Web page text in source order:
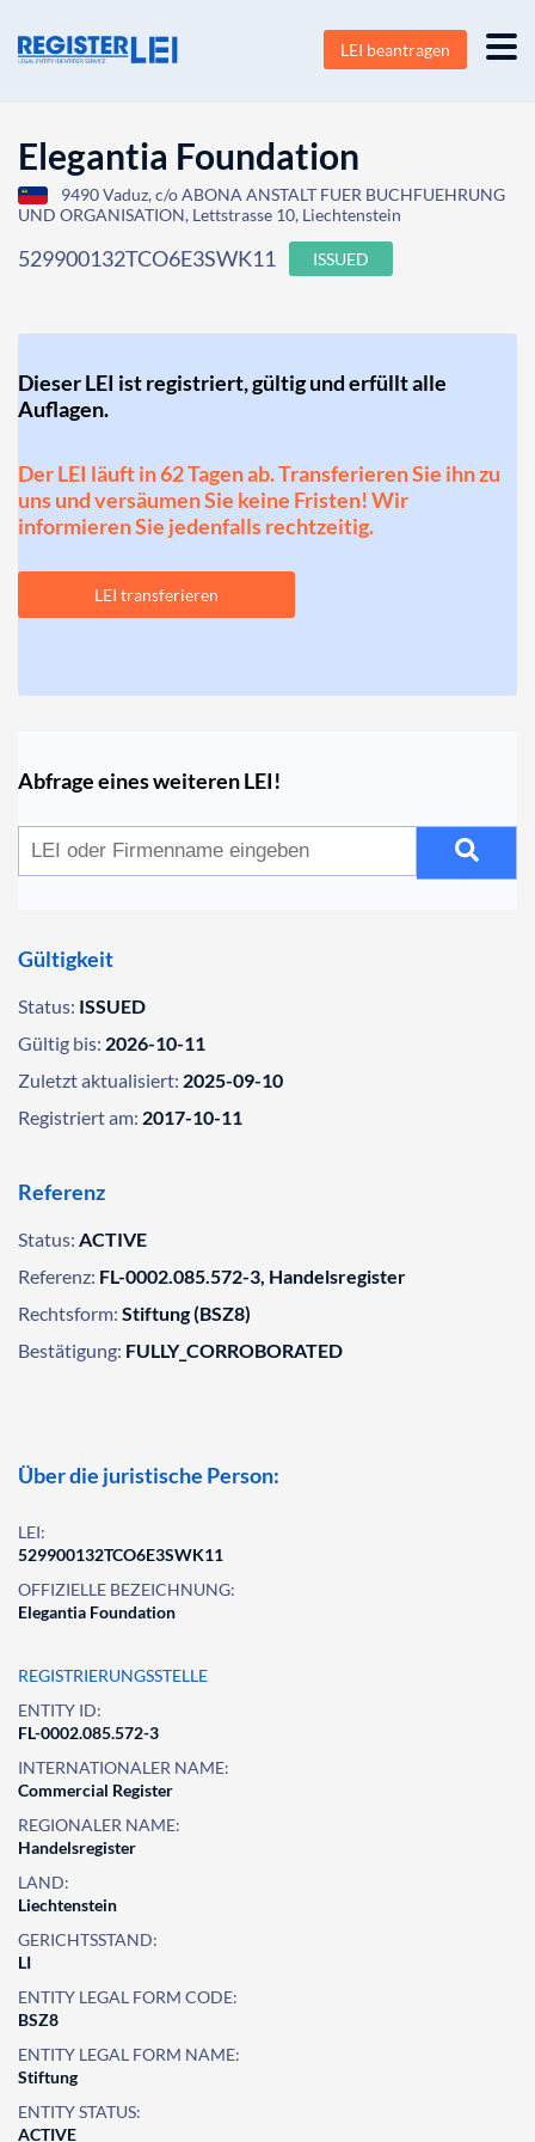
LEI beantragen
Elegantia Foundation
9490 Vaduz, c/o ABONA ANSTALT FUER BUCHFUEHRUNG
UND ORGANISATION, Lettstrasse 10, Liechtenstein
529900132TCO6E3SWK11 ISSUED
Dieser LEI ist registriert, gültig und erfüllt alle
Auflagen.
Der LEI läuft in 62 Tagen ab. Transferieren Sie ihn zu
uns und versäumen Sie keine Fristen! Wir
informieren Sie jedenfalls rechtzeitig.
LEI transferieren
Abfrage eines weiteren LEI!
Gültigkeit
Status: ISSUED
Gültig bis: 2026-10-11
Zuletzt aktualisiert: 2025-09-10
Registriert am: 2017-10-11
Referenz
Status: ACTIVE
Referenz: FL-0002.085.572-3, Handelsregister
Rechtsform: Stiftung (BSZ8)
Bestätigung: FULLY_CORROBORATED
Über die juristische Person:
LEI:
529900132TCO6E3SWK11
OFFIZIELLE BEZEICHNUNG:
Elegantia Foundation
REGISTRIERUNGSSTELLE
ENTITY ID:
FL-0002.085.572-3
INTERNATIONALER NAME:
Commercial Register
REGIONALER NAME:
Handelsregister
LAND:
Liechtenstein
GERICHTSSTAND:
LI
ENTITY LEGAL FORM CODE:
BSZ8
ENTITY LEGAL FORM NAME:
Stiftung
ENTITY STATUS:
ACTIVE